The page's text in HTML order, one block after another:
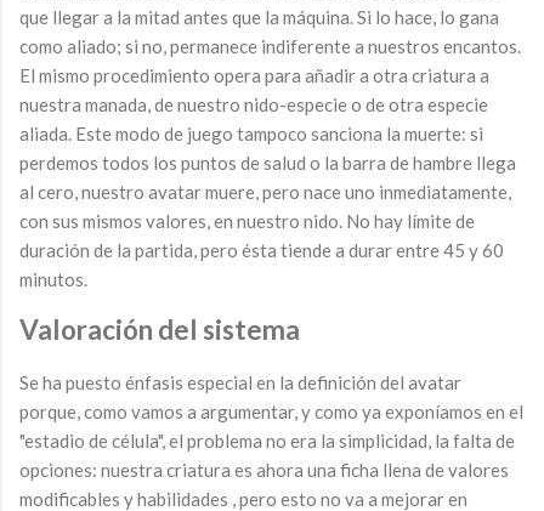
que llegar a la mitad antes que la máquina. Si lo hace, lo gana
como aliado; si no, permanece indiferente a nuestros encantos.
El mismo procedimiento opera para añadir a otra criatura a
nuestra manada, de nuestro nido-especie o de otra especie
aliada. Este modo de juego tampoco sanciona la muerte: si
perdemos todos los puntos de salud o la barra de hambre llega
al cero, nuestro avatar muere, pero nace uno inmediatamente,
con sus mismos valores, en nuestro nido. No hay límite de
duración de la partida, pero ésta tiende a durar entre 45 y 60
minutos.
Valoración del sistema
Se ha puesto énfasis especial en la definición del avatar
porque, como vamos a argumentar, y como ya exponíamos en el
"estadio de célula", el problema no era la simplicidad, la falta de
opciones: nuestra criatura es ahora una ficha llena de valores
modificables y habilidades , pero esto no va a mejorar en